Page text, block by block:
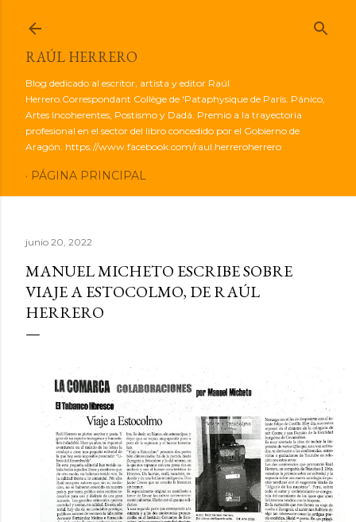
RAÚL HERRERO
Blog dedicado al escritor, artista y editor Raúl
Herrero.Correspondant Collège de 'Pataphysique de París. Pánico,
Artes Incoherentes, Postismo y Dadá. Premio a la trayectoria
profesional en el sector del libro concedido por el Gobierno de
Aragón. https://www.facebook.com/raul.herreroherrero
PÁGINA PRINCIPAL
junio 20, 2022
MANUEL MICHETO ESCRIBE SOBRE
VIAJE A ESTOCOLMO, DE RAÚL
HERRERO